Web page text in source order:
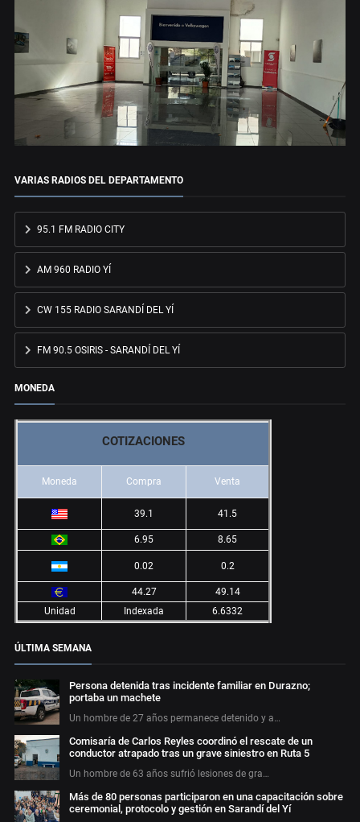
VARIAS RADIOS DEL DEPARTAMENTO
95.1 FM RADIO CITY
AM 960 RADIO YÍ
CW 155 RADIO SARANDÍ DEL YÍ
FM 90.5 OSIRIS - SARANDÍ DEL YÍ
MONEDA
COTIZACIONES
Moneda Compra Venta
39.1 41.5
6.95 8.65
0.02 0.2
44.27
49.14
Unidad
Indexada 6.6332
ÚLTIMA SEMANA
Persona detenida tras incidente familiar en Durazno;
portaba un machete
Un hombre de 27 años permanece detenido y a…
Comisaría de Carlos Reyles coordinó el rescate de un
conductor atrapado tras un grave siniestro en Ruta 5
Un hombre de 63 años sufrió lesiones de gra…
Más de 80 personas participaron en una capacitación sobre
ceremonial, protocolo y gestión en Sarandí del Yí